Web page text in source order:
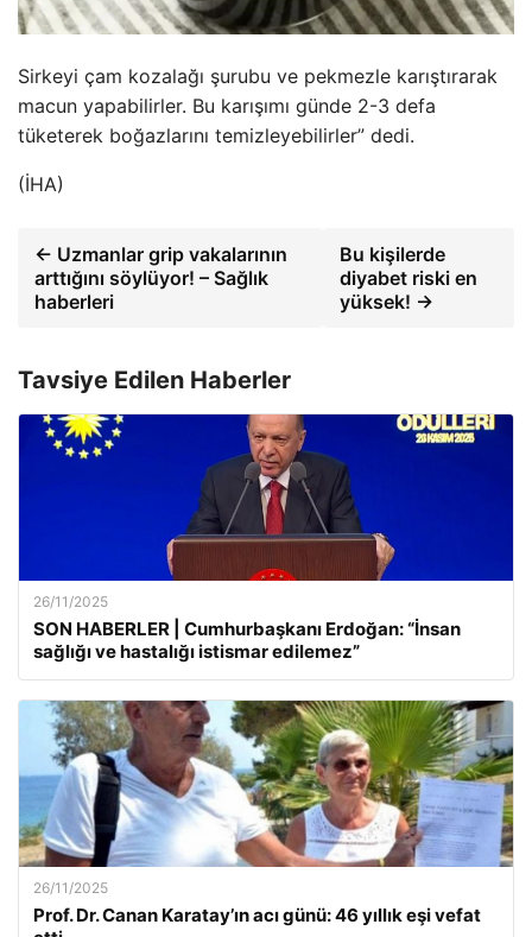
Sirkeyi çam kozalağı şurubu ve pekmezle karıştırarak
macun yapabilirler. Bu karışımı günde 2-3 defa
tüketerek boğazlarını temizleyebilirler” dedi.
(İHA)
← Uzmanlar grip vakalarının
arttığını söylüyor! – Sağlık
haberleri
Bu kişilerde
diyabet riski en
yüksek! →
Tavsiye Edilen Haberler
26/11/2025
SON HABERLER | Cumhurbaşkanı Erdoğan: “İnsan
sağlığı ve hastalığı istismar edilemez”
26/11/2025
Prof. Dr. Canan Karatay’ın acı günü: 46 yıllık eşi vefat